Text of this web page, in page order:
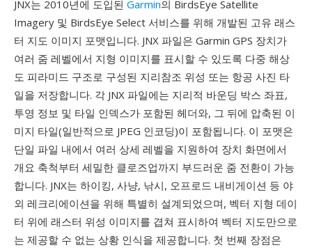
JNX는 2010년에 도입된 Garmin의 BirdsEye Satellite
Imagery 및 BirdsEye Select 서비스를 위해 개발된 고유 래스
터 지도 이미지 포맷입니다. JNX 파일은 Garmin GPS 장치가
여러 줌 레벨에서 지형 이미지를 표시할 수 있도록 다중 해상
도 피라미드 구조로 구성된 지리참조 위성 또는 항공 사진 타
일을 저장합니다. 각 JNX 파일에는 지리적 바운딩 박스 좌표,
투영 정보 및 타일 인덱스가 포함된 헤더와, 그 뒤에 압축된 이
미지 타일(일반적으로 JPEG 인코딩)이 포함됩니다. 이 포맷은
단일 파일 내에서 여러 상세 레벨을 지원하여 장치 화면에서
개요 축척부터 세밀한 클로즈업까지 부드러운 줌 전환이 가능
합니다. JNX는 하이킹, 사냥, 낚시, 오프로드 내비게이션 등 야
외 레크리에이션을 위해 특별히 설계되었으며, 벡터 지형 데이
터 위에 래스터 위성 이미지를 겹쳐 표시하여 벡터 지도만으로
는 제공할 수 없는 상황 인식을 제공합니다. 첫 번째 장점은